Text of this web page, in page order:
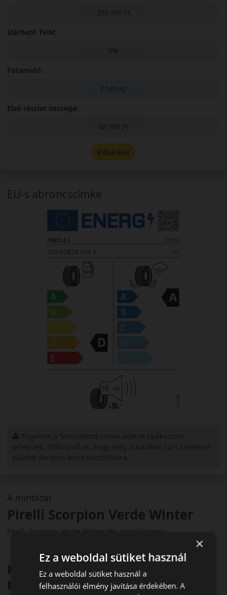
A mintázat
Pirelli Scorpion Verde Winter
Pirelli Scorpion Verde Winter téli gumiabroncs
Környezetbarát SUV biztonság
télen
355 160 Ft
Elérhető THM:
0%
Futamidő:
3 hónap
Első részlet összege:
88 790 Ft
Előbírálat
EU-s abroncscímke
×
Ez a weboldal sütiket használ
Ez a weboldal sütiket használ a
felhasználói élmény javítása érdekében. A